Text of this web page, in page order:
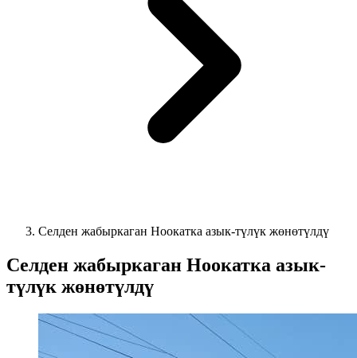
Селден жабыркаган Ноокатка азык-түлүк жөнөтүлдү
Селден жабыркаган Ноокатка азык-
түлүк жөнөтүлдү